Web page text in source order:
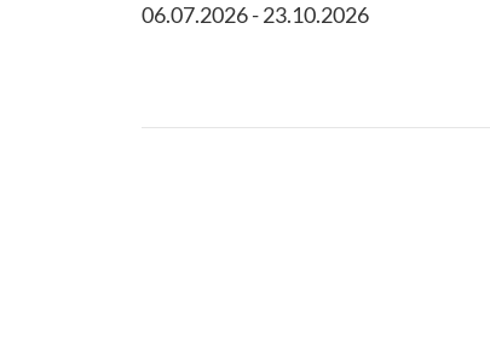
06.07.2026 - 23.10.2026